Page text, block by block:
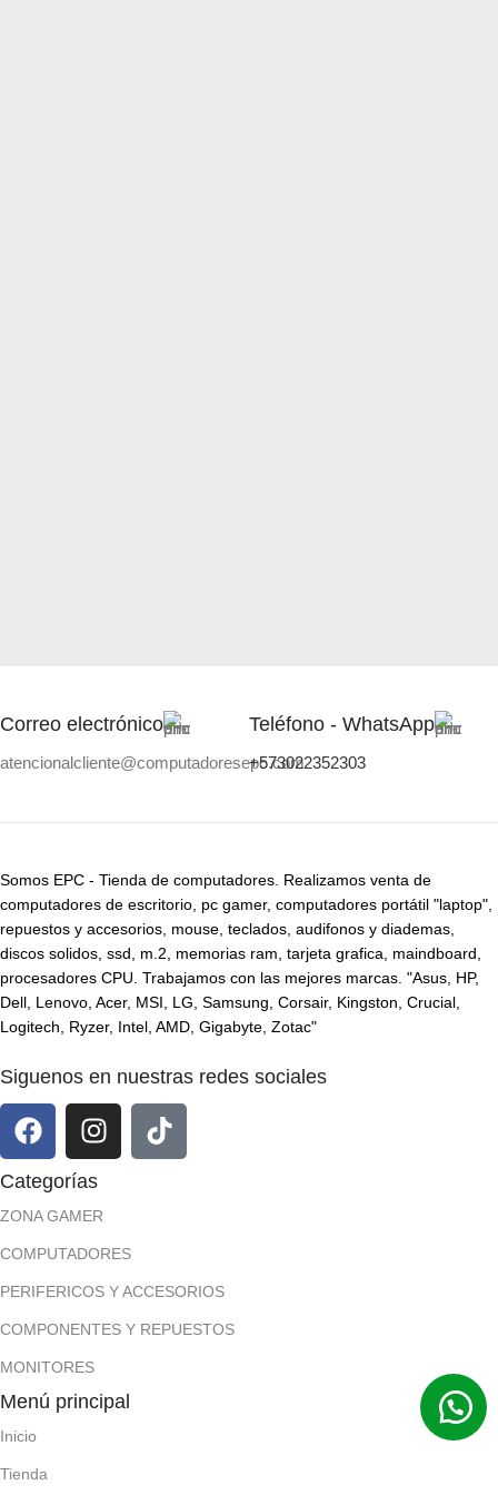
Correo electrónico
atencionalcliente@computadoresepc.com
Teléfono - WhatsApp
+573022352303
Somos EPC - Tienda de computadores. Realizamos venta de
computadores de escritorio, pc gamer, computadores portátil "laptop",
repuestos y accesorios, mouse, teclados, audifonos y diademas,
discos solidos, ssd, m.2, memorias ram, tarjeta grafica, maindboard,
procesadores CPU. Trabajamos con las mejores marcas. "Asus, HP,
Dell, Lenovo, Acer, MSI, LG, Samsung, Corsair, Kingston, Crucial,
Logitech, Ryzer, Intel, AMD, Gigabyte, Zotac"
Siguenos en nuestras redes sociales
Categorías
ZONA GAMER
COMPUTADORES
PERIFERICOS Y ACCESORIOS
COMPONENTES Y REPUESTOS
MONITORES
Menú principal
Inicio
Tienda